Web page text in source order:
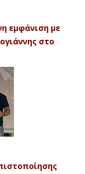
εμφάνιση με
στο